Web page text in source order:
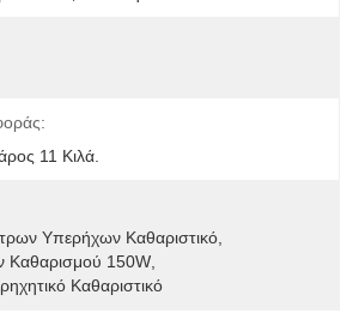
11 Κιλά.
Υπερήχων Καθαριστικό
Καθαρισμού 150W
Καθαριστικό